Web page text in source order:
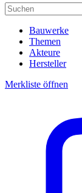
Bauwerke
Themen
Akteure
Hersteller
Merkliste öffnen